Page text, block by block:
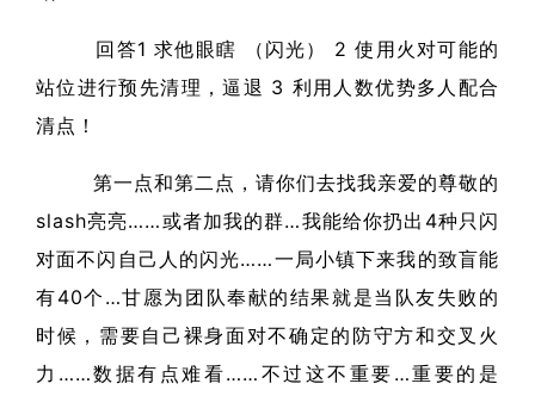
回答1 求他眼瞎 （闪光） 2 使用火对可能的
站位进行预先清理，逼退 3 利用人数优势多人配合
清点！
第一点和第二点，请你们去找我亲爱的尊敬的
slash亮亮……或者加我的群…我能给你扔出4种只闪
对面不闪自己人的闪光……一局小镇下来我的致盲能
有40个…甘愿为团队奉献的结果就是当队友失败的
时候，需要自己裸身面对不确定的防守方和交叉火
力……数据有点难看……不过这不重要…重要的是